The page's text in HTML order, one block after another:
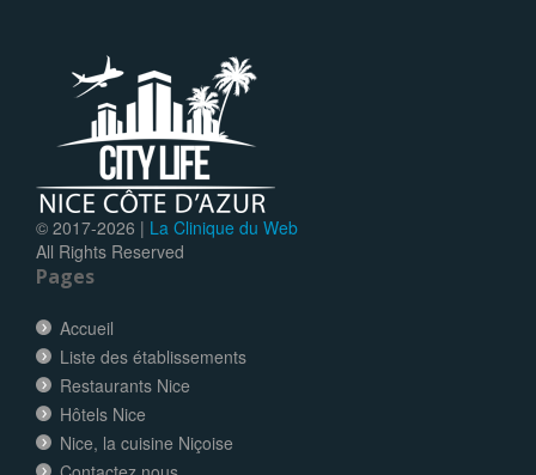
© 2017-2026 | La Clinique du Web
All Rights Reserved
Pages
Accueil
Liste des établissements
Restaurants Nice
Hôtels Nice
Nice, la cuisine Niçoise